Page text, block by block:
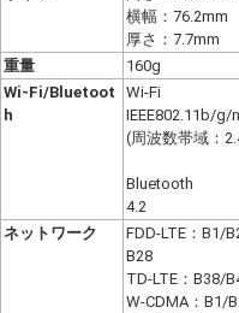
横幅：76.2mm
厚さ：7.7mm
重量
160g
Wi-Fi/Bluetoot
h
Wi-Fi
IEEE802.11b/g/n
(周波数帯域：
Bluetooth
4.2
ネットワーク
FDD-LTE：B1/
B28
TD-LTE：B38/
W-CDMA：B1/